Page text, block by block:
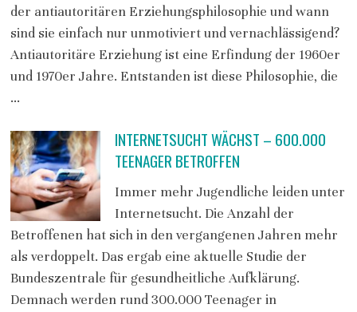
der antiautoritären Erziehungsphilosophie und wann
sind sie einfach nur unmotiviert und vernachlässigend?
Antiautoritäre Erziehung ist eine Erfindung der 1960er
und 1970er Jahre. Entstanden ist diese Philosophie, die
…
INTERNETSUCHT WÄCHST – 600.000
TEENAGER BETROFFEN
Immer mehr Jugendliche leiden unter
Internetsucht. Die Anzahl der
Betroffenen hat sich in den vergangenen Jahren mehr
als verdoppelt. Das ergab eine aktuelle Studie der
Bundeszentrale für gesundheitliche Aufklärung.
Demnach werden rund 300.000 Teenager in